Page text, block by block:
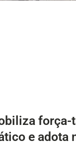
e adota